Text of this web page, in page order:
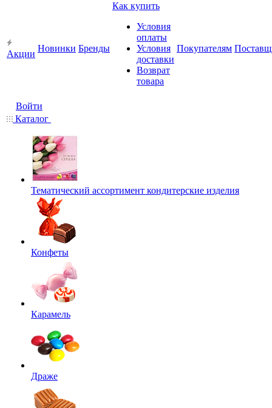
Акции
Новинки Бренды
Как купить
Условия
оплаты
Условия
доставки
Возврат
товара
Покупателям
Войти
Каталог
Тематический ассортимент кондитерские изделия
Конфеты
Карамель
Драже